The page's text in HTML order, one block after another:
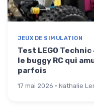
JEUX DE SIMULATION
Test LEGO
le buggy RC qui
parfois
17 mai 2026 · Nathalie